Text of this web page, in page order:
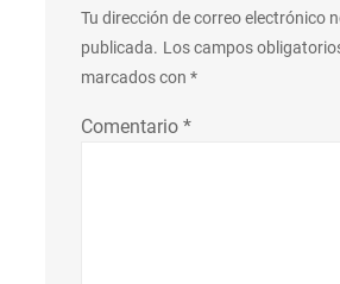
Tu dirección de correo electrónico
publicada. Los campos
marcados con *
Comentario *